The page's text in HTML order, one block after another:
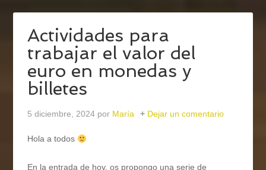
Actividades para
trabajar el valor del
euro en monedas y
billetes
5 diciembre, 2024 por María Dejar un comentario
Hola a todos
En la entrada de hoy, os propongo una serie de